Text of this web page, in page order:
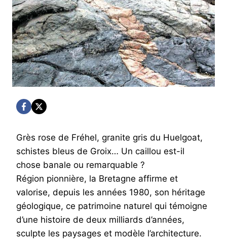
Grès rose de Fréhel, granite gris du Huelgoat,
schistes bleus de Groix… Un caillou est-il
chose banale ou remarquable ?
Région pionnière, la Bretagne affirme et
valorise, depuis les années 1980, son héritage
géologique, ce patrimoine naturel qui témoigne
d’une histoire de deux milliards d’années,
sculpte les paysages et modèle l’architecture.